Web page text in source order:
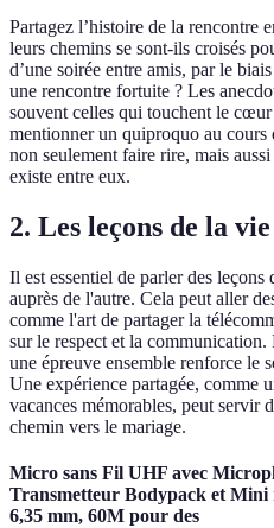
Partagez l’histoire de la rencontre
leurs chemins se sont-ils croisés
d’une soirée entre amis, par le
une rencontre fortuite ? Les
souvent celles qui touchent le
mentionner un quiproquo au cours
non seulement faire rire, mais
existe entre eux.
2. Les leçons de la
Il est essentiel de parler des leçons
auprès de l'autre. Cela peut aller
comme l'art de partager la
sur le respect et la
une épreuve ensemble renforce le
Une expérience partagée, comme
vacances mémorables, peut servir
chemin vers le mariage.
Micro sans Fil UHF avec
Transmetteur Bodypack et Mini
6,35 mm, 60M pour des